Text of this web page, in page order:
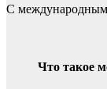
С
Что такое